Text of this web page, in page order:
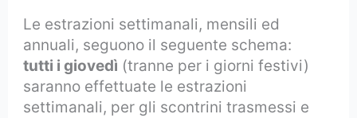
Le estrazioni settimanali, mensili ed
annuali, seguono il seguente schema:
tutti i giovedì (tranne per i giorni festivi)
saranno effettuate le estrazioni
settimanali, per gli scontrini trasmessi e